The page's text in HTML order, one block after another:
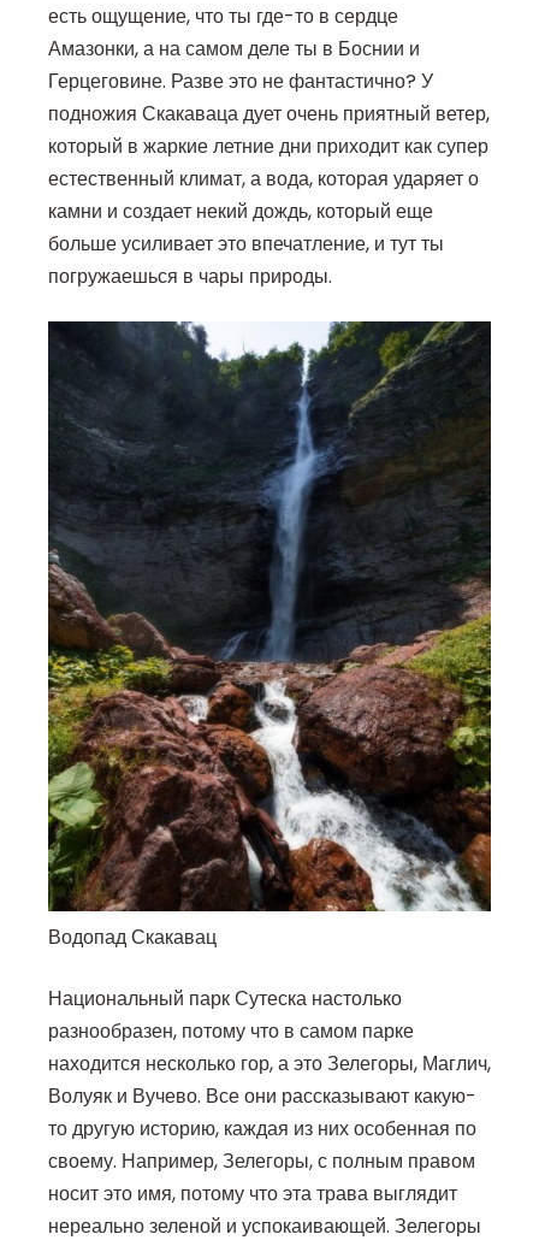
есть ощущение, что ты где-то в сердце
Амазонки, а на самом деле ты в Боснии и
Герцеговине. Разве это не фантастично? У
подножия Скакаваца дует очень приятный ветер,
который в жаркие летние дни приходит как супер
естественный климат, а вода, которая ударяет о
камни и создает некий дождь, который еще
больше усиливает это впечатление, и тут ты
погружаешься в чары природы.
Водопад Скакавац
Национальный парк Сутеска настолько
разнообразен, потому что в самом парке
находится несколько гор, а это Зелегоры, Маглич,
Волуяк и Вучево. Все они рассказывают какую-
то другую историю, каждая из них особенная по
своему. Например, Зелегоры, с полным правом
носит это имя, потому что эта трава выглядит
нереально зеленой и успокаивающей. Зелегоры